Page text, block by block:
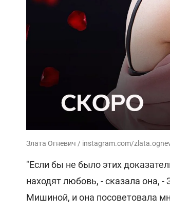
Злата Огневич / instagram.com/
"Если бы не было этих
находят любовь, - сказала она,
Мишиной, и она посоветовала